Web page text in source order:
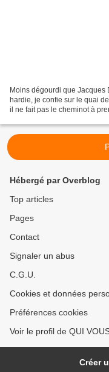
Moins dégourdi que Jacques
hardie, je confie sur le quai
il ne fait pas le cheminot à
Hébergé par Overblog
Top articles
Pages
Contact
Signaler un abus
C.G.U.
Cookies et données
Préférences cookies
Voir le profil de QUI
Créer